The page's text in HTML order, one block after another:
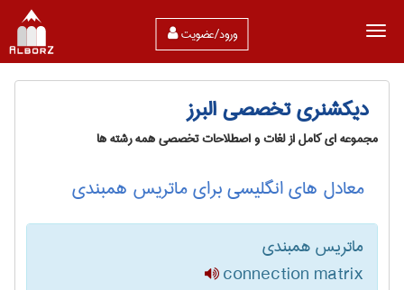
ورود/عضویت
دیکشنری تخصصی البرز
مجموعه ای کامل از لغات و اصطلاحات تخصصی همه رشته ها
معادل های انگلیسی برای ماتریس همبندی
ماتریس همبندی
connection matrix